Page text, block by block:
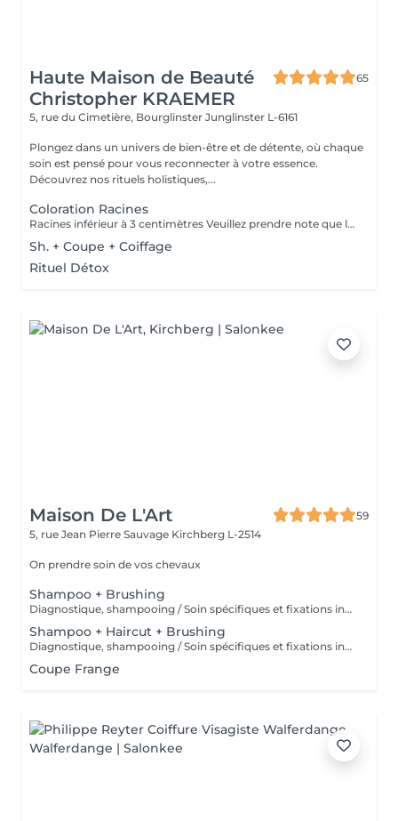
Haute Maison de Beauté
Christopher KRAEMER
65
5, rue du Cimetière, Bourglinster Junglinster L-6161
Plongez dans un univers de bien-être et de détente, où chaque
soin est pensé pour vous reconnecter à votre essence.
Découvrez nos rituels holistiques,...
Coloration Racines
Racines inférieur à 3 centimètres Veuillez prendre note que les prix indiqués sur Salonkee sont communiqués à titre informatif et s'entendent de base. Ces derniers sont susceptibles de varier selon le diagnostic réalisé à votre arrivée au salon et l'expertise du professionnel à qui vous confiez votre beauté. Dans tous les cas, un devis précis vous sera proposé et toutes réalisations de prestations seront effectuées avec votre accord. Un grand merci d'avance pour votre compréhension. Au plaisir de vous recevoir très vite.
Sh. + Coupe + Coiffage
Rituel Détox
Maison De L'Art
59
5, rue Jean Pierre Sauvage Kirchberg L-2514
On prendre soin de vos chevaux
Shampoo + Brushing
Diagnostique, shampooing / Soin spécifiques et fixations inclus
Shampoo + Haircut + Brushing
Diagnostique, shampooing / Soin spécifiques et fixations inclus
Coupe Frange